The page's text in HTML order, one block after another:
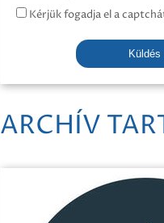
Kérjük fogadja el a
Küldés
ARCHÍV